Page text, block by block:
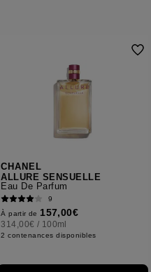
CHANEL
ALLURE SENSUELLE
Eau De Parfum
9
À partir de 157,00€
314,00€ / 100ml
2 contenances disponibles